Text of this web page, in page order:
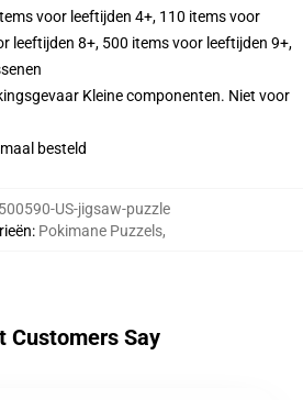
voor leeftijden 4+, 110 items voor
leeftijden 8+, 500 items voor leeftijden 9+,
Kleine componenten. Niet voor
besteld
US-jigsaw-puzzle
: Pokimane Puzzels,
Customers Say